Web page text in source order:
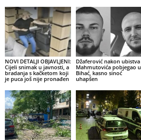
NOVI DETALJI OBJAVLJENI:
Cijeli snimak u javnosti, a
bradanja s kačketom koji
je puca još nije pronađen
Džaferović nakon ubistva
Mahmutovića pobjegao u
Bihać, kasno sinoć
uhapšen